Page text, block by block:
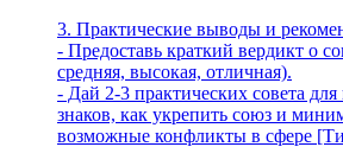
3. Практические выводы и
- Предоставь краткий вердикт о
средняя, высокая, отличная).
- Дай 2-3 практических совета для
знаков, как укрепить союз и
возможные конфликты в сфере